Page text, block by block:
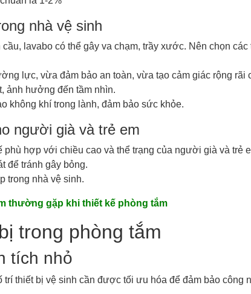
nhà vệ sinh
lavabo có thể gây va chạm, trầy xước. Nên chọn
lực, vừa đảm bảo an toàn, vừa tạo cảm giác rộng rãi
ảnh hưởng đến tầm nhìn.
không khí trong lành, đảm bảo sức khỏe.
người già và trẻ em
phù hợp với chiều cao và thể trạng của người già và
để tránh gây bỏng.
trong nhà vệ sinh.
thường gặp khi thiết kế phòng tắm
trong phòng tắm
tích nhỏ
thiết bị vệ sinh cần được tối ưu hóa để đảm bảo công